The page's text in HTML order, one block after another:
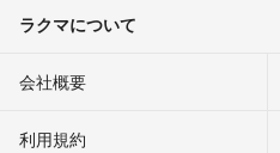
ラクマについて
会社概要
利用規約